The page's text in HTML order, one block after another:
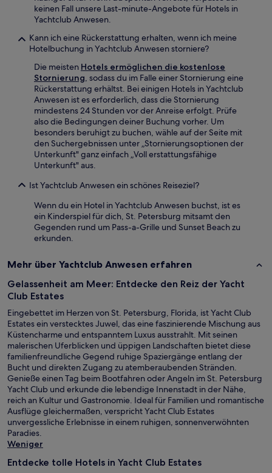
keinen Fall unsere Last-minute-Angebote für Hotels in
Yachtclub Anwesen.
Kann ich eine Rückerstattung erhalten, wenn ich meine
Hotelbuchung in Yachtclub Anwesen storniere?
Die meisten Hotels ermöglichen die kostenlose
Stornierung, sodass du im Falle einer Stornierung eine
Rückerstattung erhältst. Bei einigen Hotels in Yachtclub
Anwesen ist es erforderlich, dass die Stornierung
mindestens 24 Stunden vor der Anreise erfolgt. Prüfe
also die Bedingungen deiner Buchung vorher. Um
besonders beruhigt zu buchen, wähle auf der Seite mit
den Suchergebnissen unter „Stornierungsoptionen der
Unterkunft" ganz einfach „Voll erstattungsfähige
Unterkunft" aus.
Ist Yachtclub Anwesen ein schönes Reiseziel?
Wenn du ein Hotel in Yachtclub Anwesen buchst, ist es
ein Kinderspiel für dich, St. Petersburg mitsamt den
Gegenden rund um Pass-a-Grille und Sunset Beach zu
erkunden.
Mehr über Yachtclub Anwesen erfahren
Gelassenheit am Meer: Entdecke den Reiz der Yacht
Club Estates
Eingebettet im Herzen von St. Petersburg, Florida, ist Yacht Club
Estates ein verstecktes Juwel, das eine faszinierende Mischung aus
Küstencharme und entspanntem Luxus ausstrahlt. Mit seinen
malerischen Uferblicken und üppigen Landschaften bietet diese
familienfreundliche Gegend ruhige Spaziergänge entlang der
Bucht und direkten Zugang zu atemberaubenden Stränden.
Genieße einen Tag beim Bootfahren oder Angeln im St. Petersburg
Yacht Club und erkunde die lebendige Innenstadt in der Nähe,
reich an Kultur und Gastronomie. Ideal für Familien und romantische
Ausflüge gleichermaßen, verspricht Yacht Club Estates
unvergessliche Erlebnisse in einem ruhigen, sonnenverwöhnten
Paradies.
Weniger
Entdecke tolle Hotels in Yacht Club Estates